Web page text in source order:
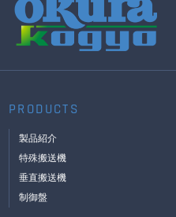
PRODUCTS
製品紹介
特殊搬送機
垂直搬送機
制御盤